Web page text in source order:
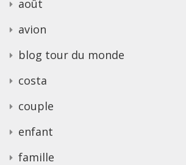
août
avion
blog tour du monde
costa
couple
enfant
famille